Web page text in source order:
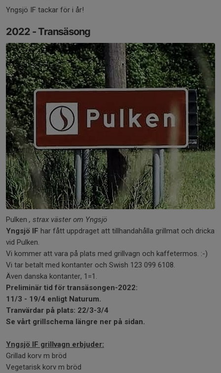
Yngsjö IF tackar för i år!
2022 - Transäsong
Pulken , strax väster om Yngsjö
Yngsjö IF har fått uppdraget att tillhandahålla grillmat och dricka
vid Pulken.
Vi kommer att vara på plats med grillvagn och kaffetermos. :-)
Vi tar betalt med kontanter och Swish 123 099 6108.
Även danska kontanter, 1=1.
Preliminär tid för transäsongen-2022:
11/3 - 19/4 enligt Naturum.
Tranvärdar på plats: 22/3-3/4
Se vårt grillschema längre ner på sidan.
Yngsjö IF grillvagn erbjuder:
Grillad korv m bröd
Vegetarisk korv m bröd